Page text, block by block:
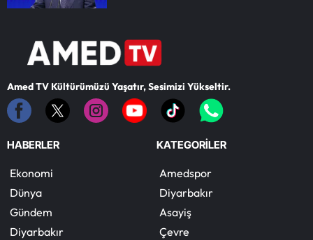
Amed TV Kültürümüzü Yaşatır, Sesimizi Yükseltir.
HABERLER
Ekonomi
Dünya
Gündem
Diyarbakır
KATEGORİLER
Amedspor
Diyarbakır
Asayiş
Çevre